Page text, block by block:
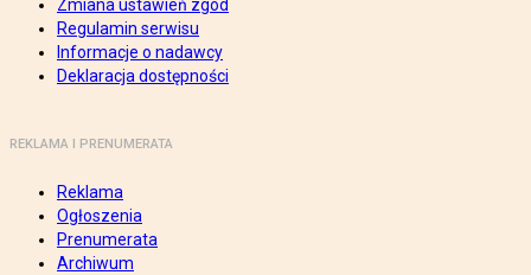
Zmiana ustawień zgód
Regulamin serwisu
Informacje o nadawcy
Deklaracja dostępności
REKLAMA I PRENUMERATA
Reklama
Ogłoszenia
Prenumerata
Archiwum